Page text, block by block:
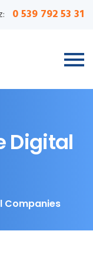
0 539 792 53 31
Digital
Companies